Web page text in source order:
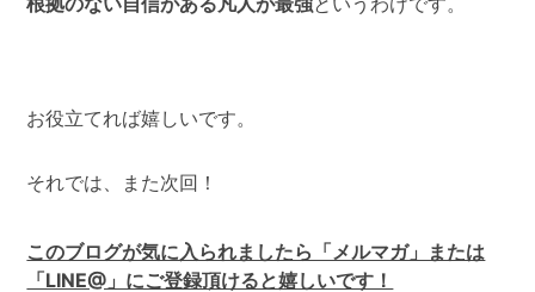
お役立てれば嬉しいです。
それでは、また次回！
このブログが気に入られましたら「メルマガ」または
「LINE@」にご登録頂けると嬉しいです！